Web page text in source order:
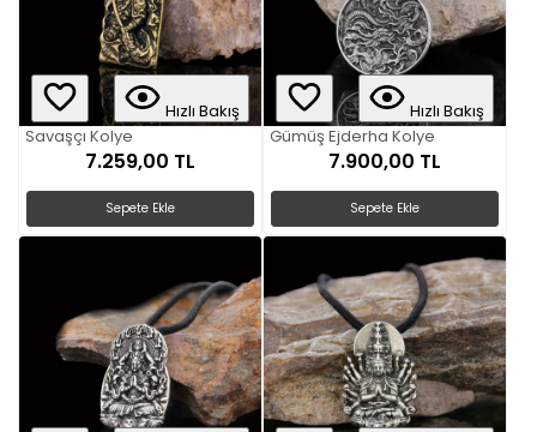
Hızlı Bakış
Savaşçı Kolye
7.259,00 TL
Sepete Ekle
Hızlı Bakış
Gümüş Ejderha Kolye
7.900,00 TL
Sepete Ekle